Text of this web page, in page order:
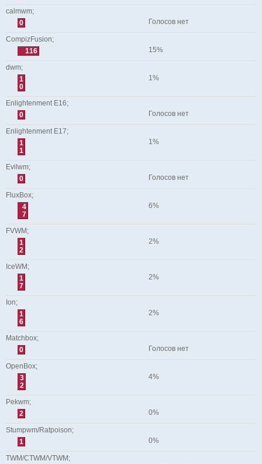
calmwm;
0
Голосов нет
CompizFusion;
116
15%
dwm;
1
0
1%
Enlightenment E16;
0
Голосов нет
Enlightenment E17;
1
1
1%
Evilwm;
0
Голосов нет
FluxBox;
4
7
6%
FVWM;
1
2
2%
IceWM;
1
7
2%
Ion;
1
6
2%
Matchbox;
0
Голосов нет
OpenBox;
3
2
4%
Pekwm;
2
0%
Stumpwm/Ratpoison;
1
0%
TWM/CTWM/VTWM;